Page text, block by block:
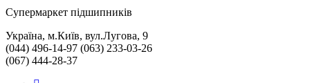
Cупермаркет підшипників
Україна, м.Київ, вул.Лугова, 9
(044) 496-14-97 (063) 233-03-26
(067) 444-28-37